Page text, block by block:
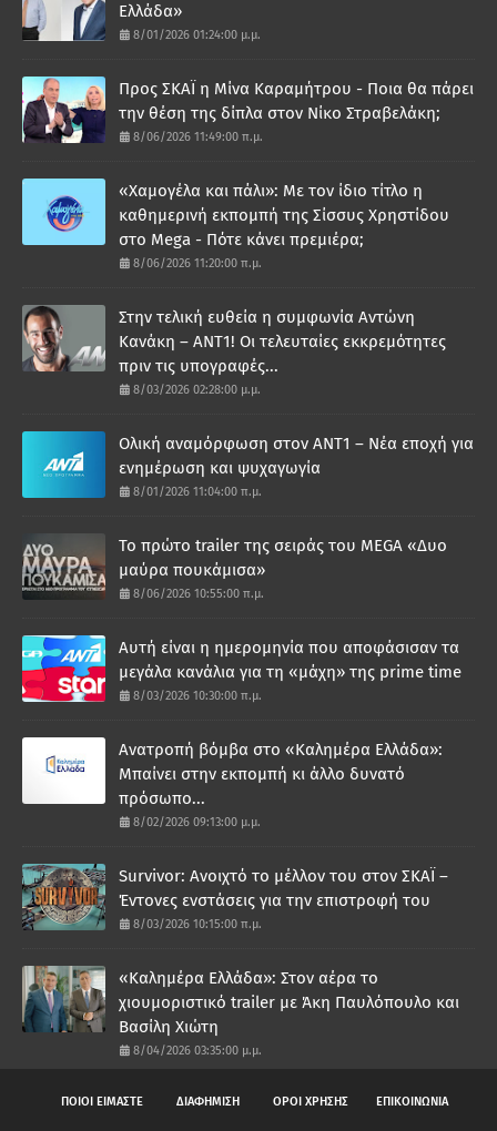
Ελλάδα»
8/01/2026 01:24:00 μ.μ.
Προς ΣΚΑΪ η Μίνα Καραμήτρου - Ποια θα πάρει
την θέση της δίπλα στον Νίκο Στραβελάκη;
8/06/2026 11:49:00 π.μ.
«Χαμογέλα και πάλι»: Με τον ίδιο τίτλο η
καθημερινή εκπομπή της Σίσσυς Χρηστίδου
στο Mega - Πότε κάνει πρεμιέρα;
8/06/2026 11:20:00 π.μ.
Στην τελική ευθεία η συμφωνία Αντώνη
Κανάκη – ΑΝΤ1! Οι τελευταίες εκκρεμότητες
πριν τις υπογραφές...
8/03/2026 02:28:00 μ.μ.
Ολική αναμόρφωση στον ΑΝΤ1 – Νέα εποχή για
ενημέρωση και ψυχαγωγία
8/01/2026 11:04:00 π.μ.
Το πρώτο trailer της σειράς του MEGA «Δυο
μαύρα πουκάμισα»
8/06/2026 10:55:00 π.μ.
Αυτή είναι η ημερομηνία που αποφάσισαν τα
μεγάλα κανάλια για τη «μάχη» της prime time
8/03/2026 10:30:00 π.μ.
Ανατροπή βόμβα στο «Καλημέρα Ελλάδα»:
Μπαίνει στην εκπομπή κι άλλο δυνατό
πρόσωπο...
8/02/2026 09:13:00 μ.μ.
Survivor: Ανοιχτό το μέλλον του στον ΣΚΑΪ –
Έντονες ενστάσεις για την επιστροφή του
8/03/2026 10:15:00 π.μ.
«Καλημέρα Ελλάδα»: Στον αέρα το
χιουμοριστικό trailer με Άκη Παυλόπουλο και
Βασίλη Χιώτη
8/04/2026 03:35:00 μ.μ.
ΠΟΙΟΙ ΕΙΜΑΣΤΕ ΔΙΑΦΗΜΙΣΗ ΟΡΟΙ ΧΡΗΣΗΣ ΕΠΙΚΟΙΝΩΝΙΑ